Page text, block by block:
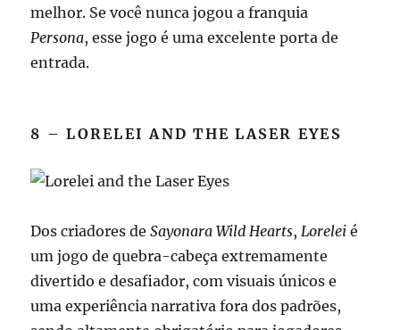
melhor. Se você nunca jogou a franquia
Persona, esse jogo é uma excelente porta de
entrada.
8 – LORELEI AND THE LASER EYES
Dos criadores deSayonara Wild Hearts, Lorelei é
um jogo de quebra-cabeça extremamente
divertido e desafiador, com visuais únicos e
uma experiência narrativa fora dos padrões,